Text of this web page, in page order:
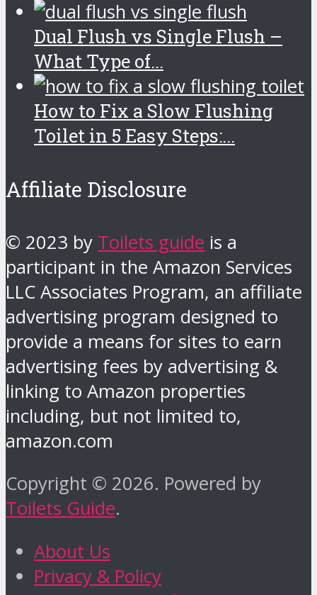
Dual Flush vs Single Flush –
What Type of...
How to Fix a Slow Flushing
Toilet in 5 Easy Steps:...
Affiliate Disclosure
© 2023 by Toilets guide is a
participant in the Amazon Services
LLC Associates Program, an affiliate
advertising program designed to
provide a means for sites to earn
advertising fees by advertising &
linking to Amazon properties
including, but not limited to,
amazon.com
Copyright © 2026. Powered by
Toilets Guide.
About Us
Privacy & Policy